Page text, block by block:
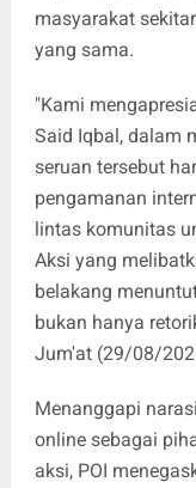
masyarakat
yang sama.
"Kami
Said Iqbal, dalam
seruan tersebut
pengamanan
lintas komunitas
Aksi yang
belakang
bukan hanya
Jum'at (29/08/
Menanggapi
online sebagai
aksi, POI